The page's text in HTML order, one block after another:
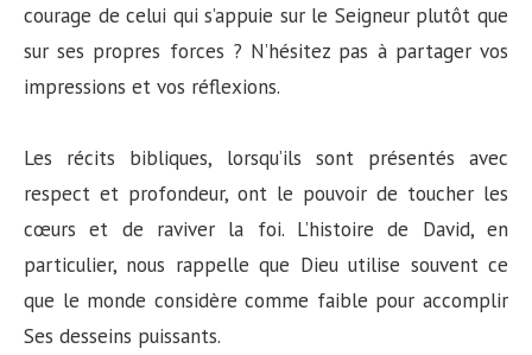
courage de celui qui s’appuie sur le Seigneur plutôt que
sur ses propres forces ? N’hésitez pas à partager vos
impressions et vos réflexions.
Les récits bibliques, lorsqu’ils sont présentés avec
respect et profondeur, ont le pouvoir de toucher les
cœurs et de raviver la foi. L’histoire de David, en
particulier, nous rappelle que Dieu utilise souvent ce
que le monde considère comme faible pour accomplir
Ses desseins puissants.